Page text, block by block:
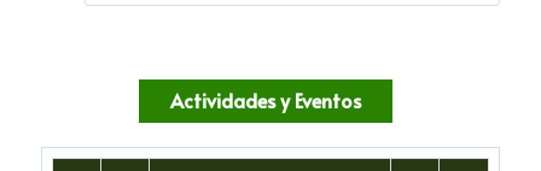
Actividades y Eventos